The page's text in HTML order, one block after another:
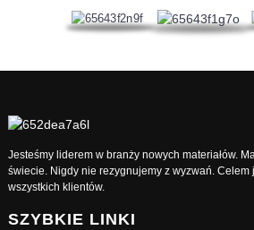
Jesteśmy liderem w branży nowych materiałów.
świecie. Nigdy nie rezygnujemy z wyzwań. Celem
wszystkich klientów.
SZYBKIE LINKI